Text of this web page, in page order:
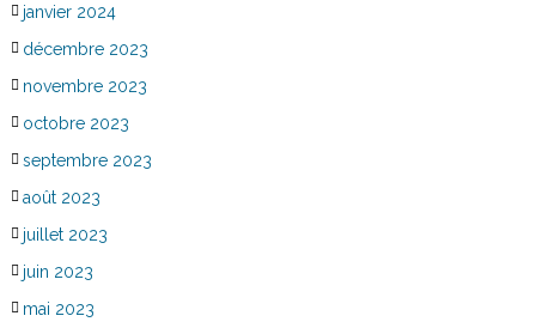
janvier 2024
décembre 2023
novembre 2023
octobre 2023
septembre 2023
août 2023
juillet 2023
juin 2023
mai 2023